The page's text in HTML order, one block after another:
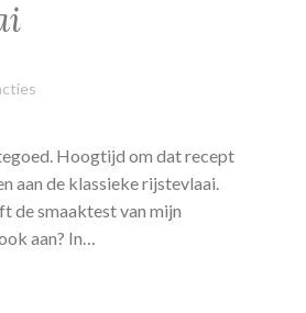
Hoogtijd om dat recept
aan de klassieke rijstevlaai.
de smaaktest van mijn
aan? In…